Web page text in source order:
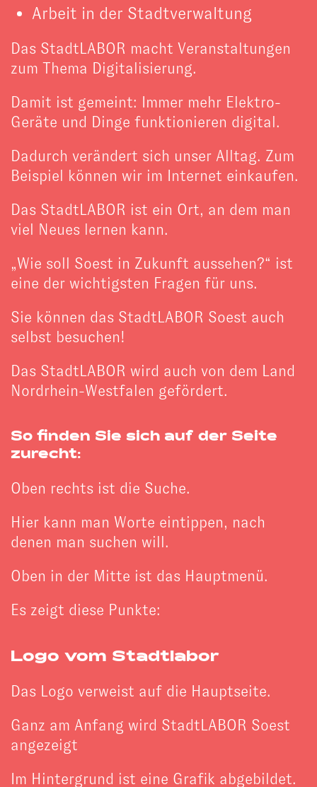
Arbeit in der Stadtverwaltung
Das StadtLABOR macht Veranstaltungen
zum Thema Digitalisierung.
Damit ist gemeint: Immer mehr Elektro-
Geräte und Dinge funktionieren digital.
Dadurch verändert sich unser Alltag. Zum
Beispiel können wir im Internet einkaufen.
Das StadtLABOR ist ein Ort, an dem man
viel Neues lernen kann.
„Wie soll Soest in Zukunft aussehen?“ ist
eine der wichtigsten Fragen für uns.
Sie können das StadtLABOR Soest auch
selbst besuchen!
Das StadtLABOR wird auch von dem Land
Nordrhein-Westfalen gefördert.
So finden Sie sich auf der Seite
zurecht:
Oben rechts ist die Suche.
Hier kann man Worte eintippen, nach
denen man suchen will.
Oben in der Mitte ist das Hauptmenü.
Es zeigt diese Punkte:
Logo vom Stadtlabor
Das Logo verweist auf die Hauptseite.
Ganz am Anfang wird StadtLABOR Soest
angezeigt
Im Hintergrund ist eine Grafik abgebildet.